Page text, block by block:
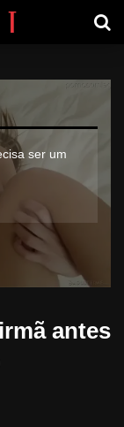
ser um
antes